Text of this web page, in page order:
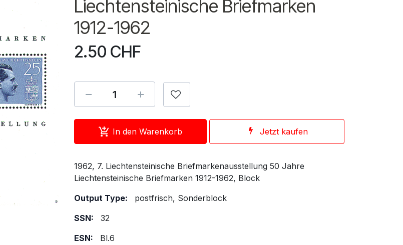
Liechtensteinische Briefmarken
1912-1962
2.50 CHF
In den Warenkorb Jetzt kaufen
1962, 7. Liechtensteinische Briefmarkenausstellung 50 Jahre
Liechtensteinische Briefmarken 1912-1962, Block
Output Type:
postfrisch, Sonderblock
SSN:
32
ESN:
Bl.6